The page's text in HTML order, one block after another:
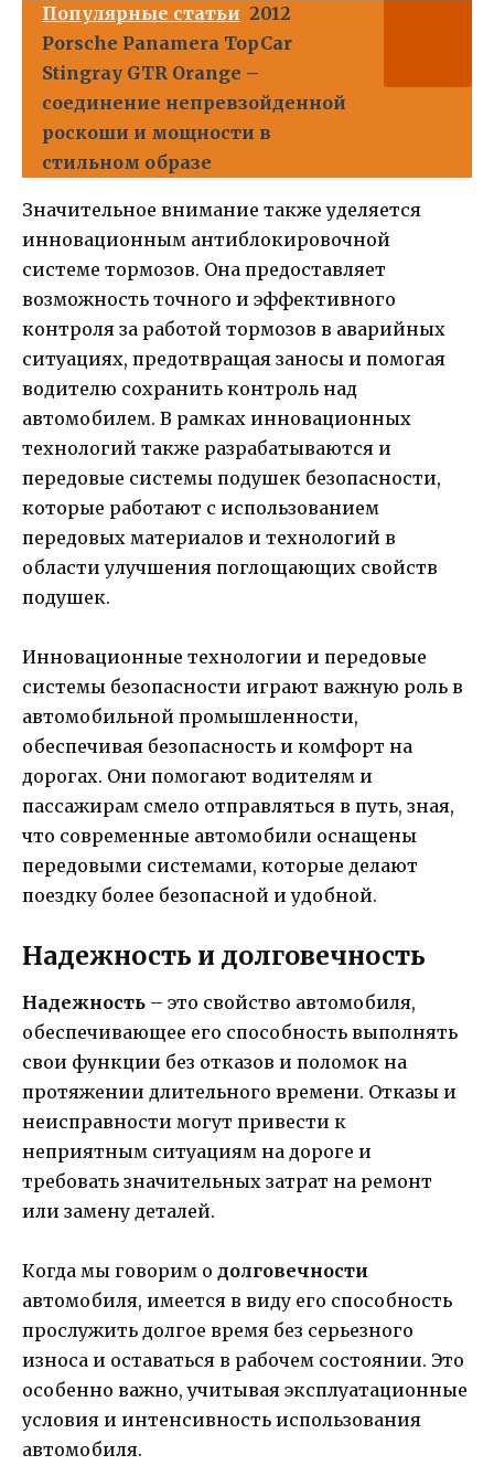
Популярные статьи 2012
Porsche Panamera TopCar
Stingray GTR Orange –
соединение непревзойденной
роскоши и мощности в
стильном образе
Значительное внимание также уделяется
инновационным антиблокировочной
системе тормозов. Она предоставляет
возможность точного и эффективного
контроля за работой тормозов в аварийных
ситуациях, предотвращая заносы и помогая
водителю сохранить контроль над
автомобилем. В рамках инновационных
технологий также разрабатываются и
передовые системы подушек безопасности,
которые работают с использованием
передовых материалов и технологий в
области улучшения поглощающих свойств
подушек.
Инновационные технологии и передовые
системы безопасности играют важную роль в
автомобильной промышленности,
обеспечивая безопасность и комфорт на
дорогах. Они помогают водителям и
пассажирам смело отправляться в путь, зная,
что современные автомобили оснащены
передовыми системами, которые делают
поездку более безопасной и удобной.
Надежность и долговечность
Надежность – это свойство автомобиля,
обеспечивающее его способность выполнять
свои функции без отказов и поломок на
протяжении длительного времени. Отказы и
неисправности могут привести к
неприятным ситуациям на дороге и
требовать значительных затрат на ремонт
или замену деталей.
Когда мы говорим о долговечности
автомобиля, имеется в виду его способность
прослужить долгое время без серьезного
износа и оставаться в рабочем состоянии. Это
особенно важно, учитывая эксплуатационные
условия и интенсивность использования
автомобиля.